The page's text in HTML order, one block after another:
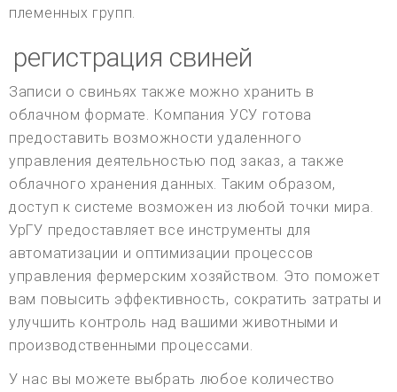
племенных групп.
регистрация свиней
Записи о свиньях также можно хранить в
облачном формате. Компания УСУ готова
предоставить возможности удаленного
управления деятельностью под заказ, а также
облачного хранения данных. Таким образом,
доступ к системе возможен из любой точки мира.
УрГУ предоставляет все инструменты для
автоматизации и оптимизации процессов
управления фермерским хозяйством. Это поможет
вам повысить эффективность, сократить затраты и
улучшить контроль над вашими животными и
производственными процессами.
У нас вы можете выбрать любое количество